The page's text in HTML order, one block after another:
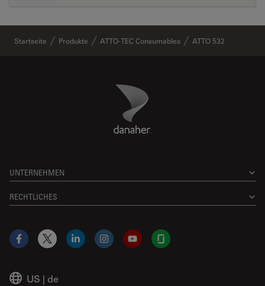
Startseite Produkte ATTO-TEC Consumables ATTO 532
Danaher Logo
UNTERNEHMEN
RECHTLICHES
US | de
Facebook
X LinkedInInstagramYouTubeGlassdoor